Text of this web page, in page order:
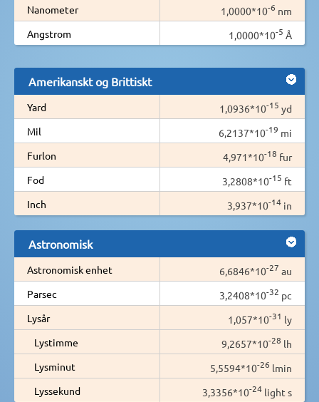
Nanometer 1,0000*10-6 nm
Angstrom
1,0000*10-5 Å
Amerikanskt og Brittiskt
Yard 1,0936*10-15 yd
Mil
6,2137*10-19 mi
Furlon
4,971*10-18 fur
Fod
3,2808*10-15 ft
Inch
3,937*10-14 in
Astronomisk
Astronomisk enhet 6,6846*10-27 au
Parsec
3,2408*10-32 pc
Lysår
1,057*10-31 ly
Lystimme
9,2657*10-28 lh
Lysminut
5,5594*10-26 lmin
Lyssekund
3,3356*10-24 light s